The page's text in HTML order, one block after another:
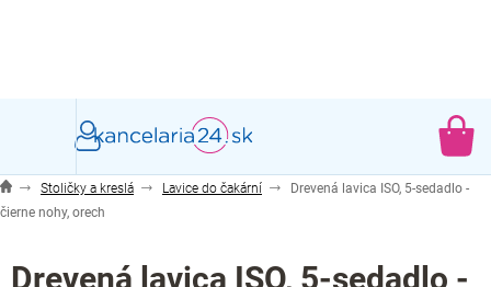
Stoličky a kreslá Lavice do čakární
Drevená lavica ISO, 5-sedadlo -
čierne nohy, orech
Drevená lavica ISO, 5-sedadlo -